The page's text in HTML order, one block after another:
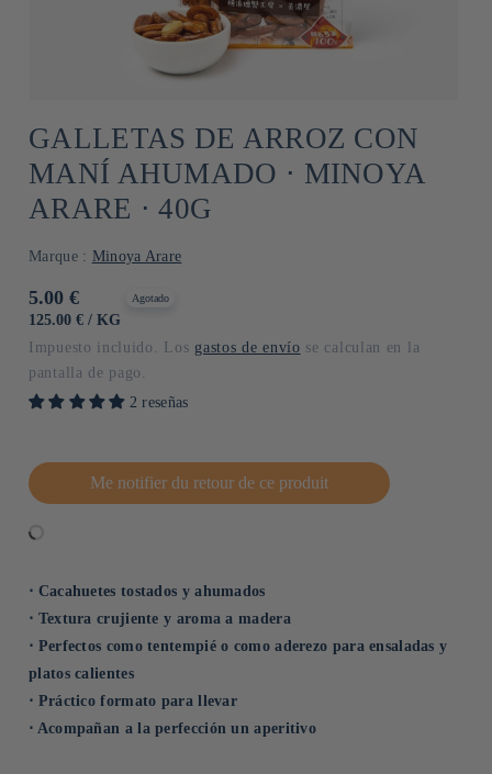
GALLETAS DE ARROZ CON
MANÍ AHUMADO ⋅ MINOYA
ARARE ⋅ 40G
Marque : Minoya Arare
Precio
habitual
5.00 €
PRECIO
125.00 € / POR
KG
Agotado
Impuesto incluido. Los gastos de envío se calculan en la
pantalla de pago.
2 reseñas
Me notifier du retour de ce produit
⋅ Cacahuetes tostados y ahumados
⋅ Textura crujiente y aroma a madera
⋅ Perfectos como tentempié o como aderezo para ensaladas y
platos calientes
⋅ Práctico formato para llevar
⋅ Acompañan a la perfección un aperitivo